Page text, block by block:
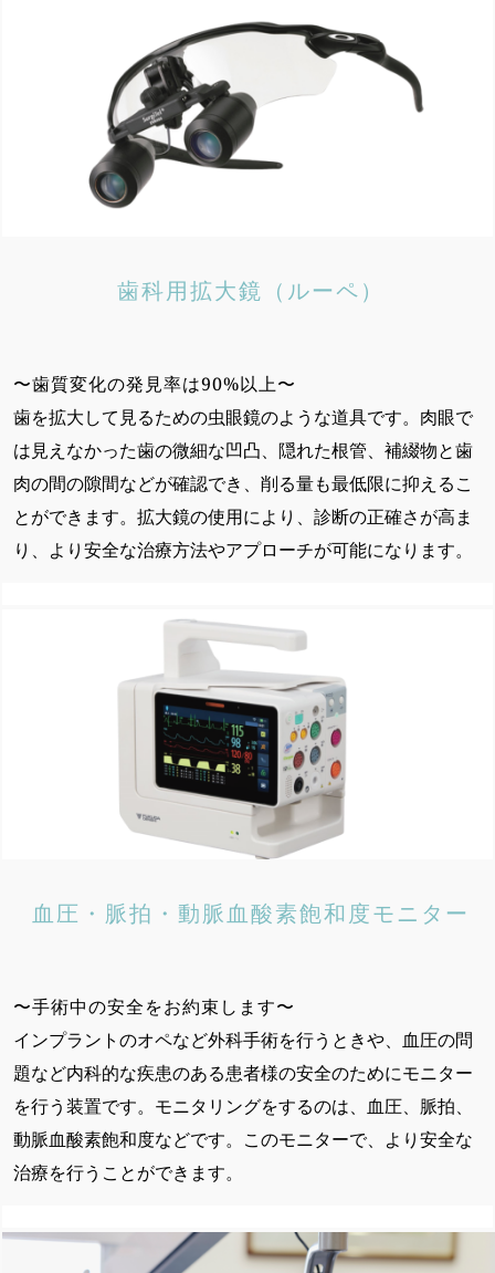
歯科用拡大鏡（ルーペ）
〜歯質変化の発見率は90%以上〜
歯を拡大して見るための虫眼鏡のような道具です。肉眼で
は見えなかった歯の微細な凹凸、隠れた根管、補綴物と歯
肉の間の隙間などが確認でき、削る量も最低限に抑えるこ
とができます。拡大鏡の使用により、診断の正確さが高ま
り、より安全な治療方法やアプローチが可能になります。
血圧・脈拍・動脈血酸素飽和度モニター
〜手術中の安全をお約束します〜
インプラントのオペなど外科手術を行うときや、血圧の問
題など内科的な疾患のある患者様の安全のためにモニター
を行う装置です。モニタリングをするのは、血圧、脈拍、
動脈血酸素飽和度などです。このモニターで、より安全な
治療を行うことができます。